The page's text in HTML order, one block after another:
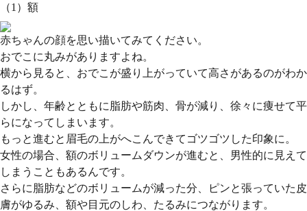
（1）額
赤ちゃんの顔を思い描いてみてください。
おでこに丸みがありますよね。
横から見ると、おでこが盛り上がっていて高さがあるのがわか
るはず。
しかし、年齢とともに脂肪や筋肉、骨が減り、徐々に痩せて平
らになってしまいます。
もっと進むと眉毛の上がへこんできてゴツゴツした印象に。
女性の場合、額のボリュームダウンが進むと、男性的に見えて
しまうこともあるんです。
さらに 脂肪などのボリュームが減った分、ピンと張っていた皮
膚がゆるみ、額や目元のしわ、たるみにつながります。